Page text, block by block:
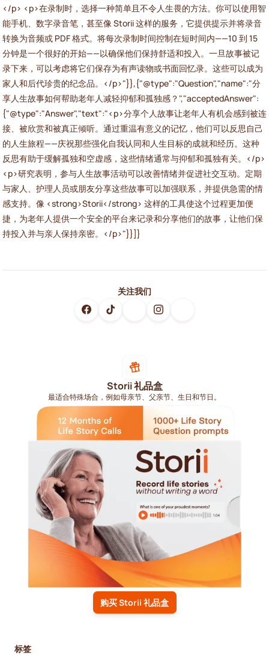
</p> <p>在录制时，选择一种简单且不令人生畏的方法。你可以使用智
能手机、数字录音笔，甚至像 Storii 这样的服务，它提供提示并将录音
转换为音频或 PDF 格式。将每次录制时间控制在短时间内——10 到 15
分钟是一个很好的开始——以确保他们保持舒适和投入。一旦故事被记
录下来，可以考虑将它们保存为有声读物或书面回忆录。这些可以成为
家人和后代珍贵的纪念品。</p>"}},{"@type":"Question","name":"分
享人生故事如何帮助老年人减轻抑郁和孤独感？","acceptedAnswer":
{"@type":"Answer","text":"<p>分享个人故事让老年人有机会感到被连
接、被欣赏和被真正倾听。通过重温有意义的记忆，他们可以反思自己
的人生旅程——庆祝那些强化自我认同和人生目标的成就和经历。这种
反思有助于缓解孤独和空虚感，这些情绪通常与抑郁和孤独有关。</p>
<p>研究表明，参与人生故事活动可以改善情绪并促进社交互动。定期
与家人、护理人员或朋友分享这些故事可以加强联系，并提供急需的情
感支持。像 <strong>Storii</strong> 这样的工具使这个过程更加便
捷，为老年人提供一个安全的平台来记录和分享他们的故事，让他们保
持投入并与亲人保持亲密。</p>"}}]}
关注我们
Storii 礼品盒
最适合特殊场合，例如母亲节、父亲节、生日和节日。
购买 Storii 礼品盒
标签